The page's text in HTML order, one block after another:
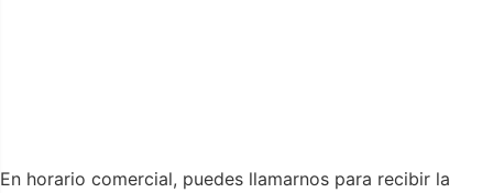
En horario comercial, puedes llamarnos para recibir la